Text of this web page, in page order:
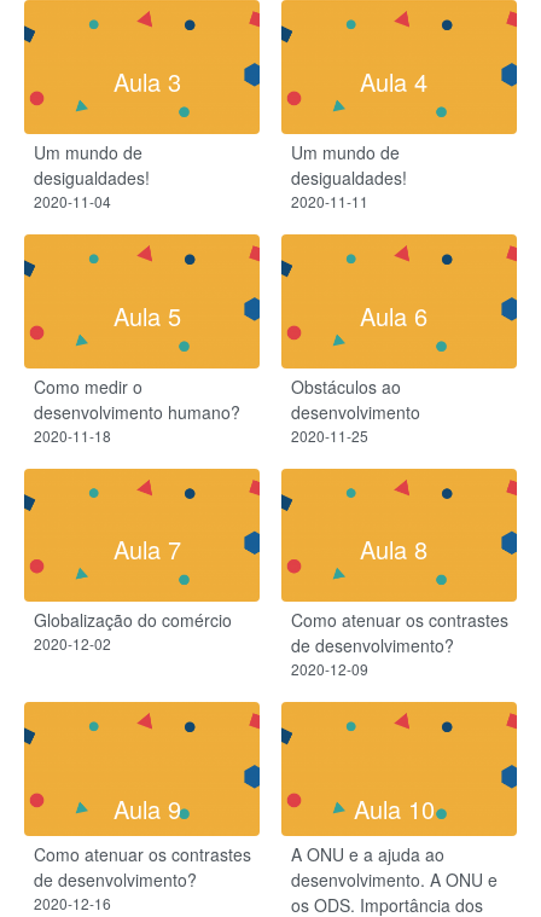
Aula 3
Um mundo de
desigualdades!
2020-11-04
Aula 4
Um mundo de
desigualdades!
2020-11-11
Aula 5
Como medir o
desenvolvimento humano?
2020-11-18
Aula 6
Obstáculos ao
desenvolvimento
2020-11-25
Aula 7
Globalização do comércio
2020-12-02
Aula 8
Como atenuar os contrastes
de desenvolvimento?
2020-12-09
Aula 9
Como atenuar os contrastes
de desenvolvimento?
2020-12-16
Aula 10
A ONU e a ajuda ao
desenvolvimento. A ONU e
os ODS. Importância dos